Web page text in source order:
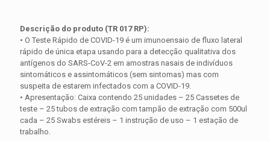
Descrição do produto (TR 017 RP):
• O Teste Rápido de COVID-19 é um imunoensaio de fluxo lateral
rápido de única etapa usando para a detecção qualitativa dos
antígenos do SARS-CoV-2 em amostras nasais de indivíduos
sintomáticos e assintomáticos (sem sintomas) mas com
suspeita de estarem infectados com a COVID-19.
• Apresentação: Caixa contendo 25 unidades – 25 Cassetes de
teste – 25 tubos de extração com tampão de extração com 500ul
cada – 25 Swabs estéreis – 1 instrução de uso – 1 estação de
trabalho.